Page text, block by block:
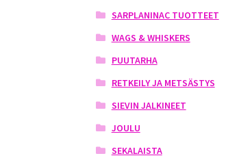
SARPLANINAC TUOTTEET
WAGS & WHISKERS
PUUTARHA
RETKEILY JA METSÄSTYS
SIEVIN JALKINEET
JOULU
SEKALAISTA